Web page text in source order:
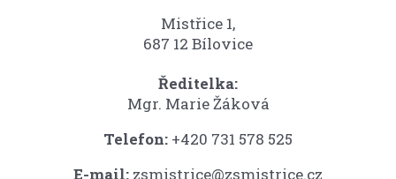
Mistřice 1,
687 12 Bílovice
Ředitelka:
Mgr. Marie Žáková
Telefon: +420 731 578 525
E-mail: zsmistrice@zsmistrice.cz